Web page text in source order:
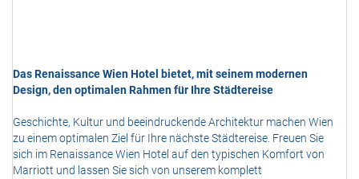
Das Renaissance Wien Hotel bietet, mit seinem modernen
Design, den optimalen Rahmen für Ihre Städtereise
Geschichte, Kultur und beeindruckende Architektur machen Wien
zu einem optimalen Ziel für Ihre nächste Städtereise. Freuen Sie
sich im Renaissance Wien Hotel auf den typischen Komfort von
Marriott und lassen Sie sich von unserem komplett